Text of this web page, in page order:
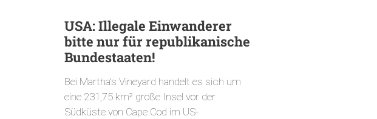
USA: Illegale Einwanderer
bitte nur für republikanische
Bundestaaten!
Bei Martha’s Vineyard handelt es sich um
eine 231,75 km² große Insel vor der
Südküste von Cape Cod im US-